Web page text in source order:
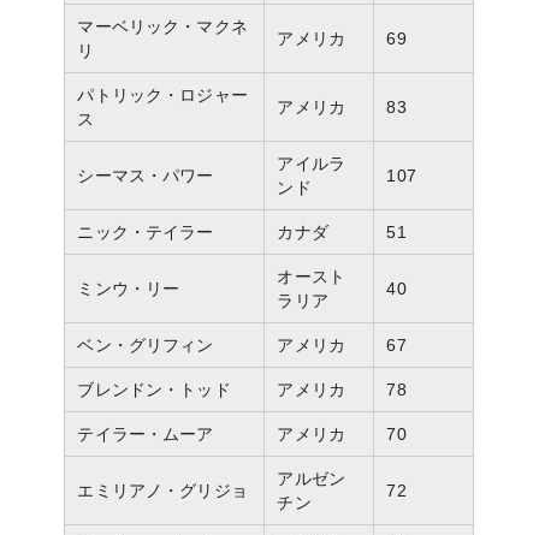
マーベリック・マクネ
リ
アメリカ 69
パトリック・ロジャー
ス
アメリカ 83
シーマス・パワー
アイルラ
ンド
107
ニック・テイラー カナダ 51
ミンウ・リー
オースト
ラリア
40
ベン・グリフィン アメリカ 67
ブレンドン・トッド アメリカ 78
テイラー・ムーア アメリカ 70
エミリアノ・グリジョ
アルゼン
チン
72